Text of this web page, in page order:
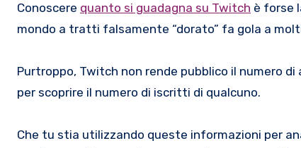
Conoscere quanto si guadagna su Twitch è forse
mondo a tratti falsamente “dorato” fa gola a
Purtroppo, Twitch non rende pubblico il numero
per scoprire il numero di iscritti di qualcuno.
Che tu stia utilizzando queste informazioni per